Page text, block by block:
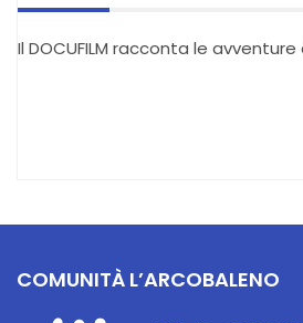
Il DOCUFILM racconta le
COMUNITÀ L’ARCOBALENO